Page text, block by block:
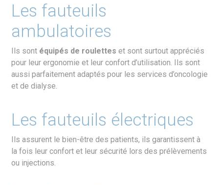
Les fauteuils
ambulatoires
Ils sont équipés de roulettes et sont surtout appréciés
pour leur ergonomie et leur confort d’utilisation. Ils sont
aussi parfaitement adaptés pour les services d’oncologie
et de dialyse.
Les fauteuils électriques
Ils assurent le bien-être des patients, ils garantissent à
la fois leur confort et leur sécurité lors des prélèvements
ou injections.